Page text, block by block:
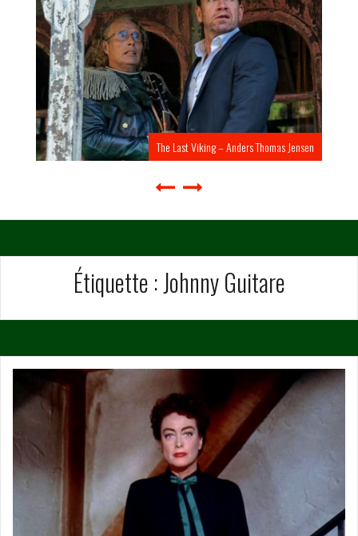
The Last Viking – Anders Thomas Jensen
Étiquette : Johnny Guitare